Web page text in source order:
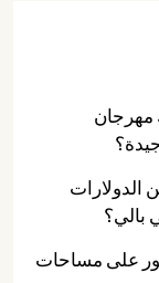
مهرجان
الدولارات
بالي؟
على مساحات